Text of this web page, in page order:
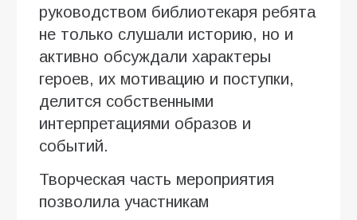
руководством библиотекаря ребята
не только слушали историю, но и
активно обсуждали характеры
героев, их мотивацию и поступки,
делится собственными
интерпретациями образов и
событий.
Творческая часть мероприятия
позволила участникам